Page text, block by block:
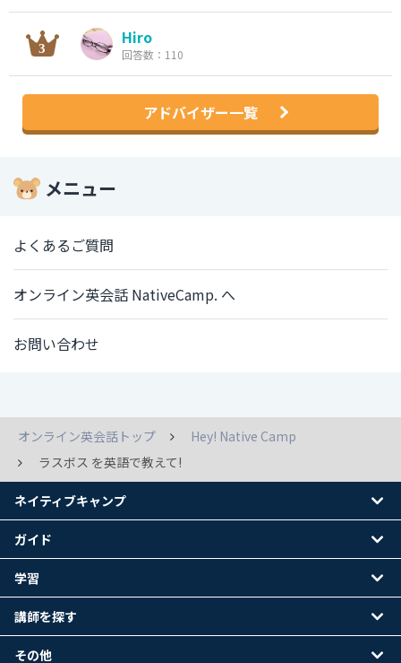
Hiro
回答数：110
アドバイザー一覧
メニュー
よくあるご質問
オンライン英会話 NativeCamp. へ
お問い合わせ
オンライン英会話トップ
Hey! Native Camp
ラスボス を英語で教えて!
ネイティブキャンプ
ガイド
学習
講師を探す
その他